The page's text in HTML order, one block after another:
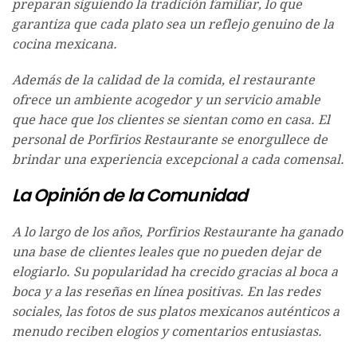
preparan siguiendo la tradición familiar, lo que
garantiza que cada plato sea un reflejo genuino de la
cocina mexicana.
Además de la calidad de la comida, el restaurante
ofrece un ambiente acogedor y un servicio amable
que hace que los clientes se sientan como en casa. El
personal de Porfirios Restaurante se enorgullece de
brindar una experiencia excepcional a cada comensal.
La Opinión de la Comunidad
A lo largo de los años, Porfirios Restaurante ha ganado
una base de clientes leales que no pueden dejar de
elogiarlo. Su popularidad ha crecido gracias al boca a
boca y a las reseñas en línea positivas. En las redes
sociales, las fotos de sus platos mexicanos auténticos a
menudo reciben elogios y comentarios entusiastas.